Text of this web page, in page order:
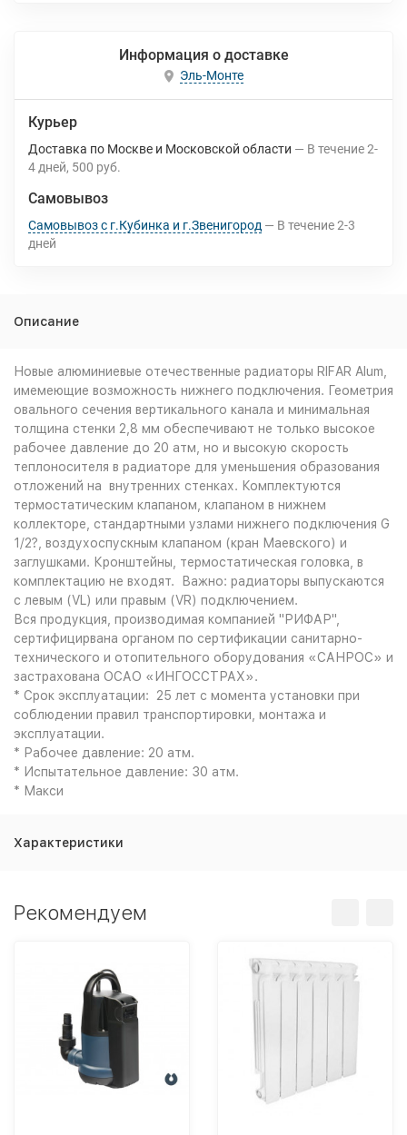
Информация о доставке
Эль-Монте
Курьер
Доставка по Москве и Московской области В течение2-
4 дней 500 руб.
Самовывоз
Самовывоз с г.Кубинка и г.Звенигород В течение2-3
дней
Описание
Новые алюминиевые отечественные радиаторы RIFAR Alum,
имемеющие возможность нижнего подключения. Геометрия
овального сечения вертикального канала и минимальная
толщина стенки 2,8 мм обеспечивают не только высокое
рабочее давление до 20 атм, но и высокую скорость
теплоносителя в радиаторе для уменьшения образования
отложений на внутренних стенках. Комплектуются
термостатическим клапаном, клапаном в нижнем
коллекторе, стандартными узлами нижнего подключения G
1/2?, воздухоспускным клапаном (кран Маевского) и
заглушками. Кронштейны, термостатическая головка, в
комплектацию не входят. Важно: радиаторы выпускаются
с левым (VL) или правым (VR) подключением.
Вся продукция, производимая компанией "РИФАР",
сертифицирвана органом по сертификации санитарно-
технического и отопительного оборудования «САНРОС» и
застрахована ОСАО «ИНГОССТРАХ».
* Срок эксплуатации: 25 лет с момента установки при
соблюдении правил транспортировки, монтажа и
эксплуатации.
* Рабочее давление: 20 атм.
* Испытательное давление: 30 атм.
* Макси
Характеристики
Рекомендуем